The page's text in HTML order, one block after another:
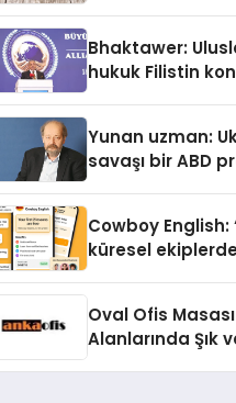
Sindirildiğini
Bhaktawer:
hukuk Filistin
Yunan uzman:
savaşı bir ABD
Cowboy English:
küresel
Oval Ofis
Alanlarında Şık